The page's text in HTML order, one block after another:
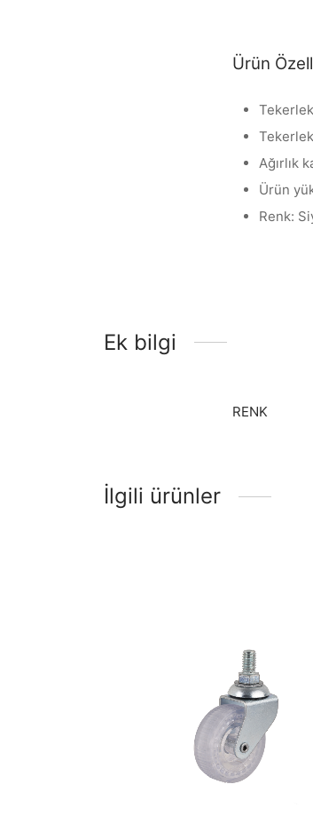
Ürün
Ağırlık
Ürün
Renk:
Ek bilgi
RENK
İlgili ürünler